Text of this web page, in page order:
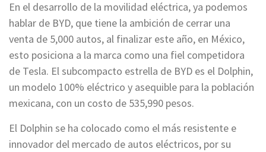
En el desarrollo de la movilidad eléctrica, ya podemos
hablar de BYD, que tiene la ambición de cerrar una
venta de 5,000 autos, al finalizar este año, en México,
esto posiciona a la marca como una fiel competidora
de Tesla. El subcompacto estrella de BYD es el Dolphin,
un modelo 100% eléctrico y asequible para la población
mexicana, con un costo de 535,990 pesos.
El Dolphin se ha colocado como el más resistente e
innovador del mercado de autos eléctricos, por su